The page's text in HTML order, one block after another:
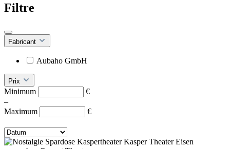
Filtre
Fabricant
Aubaho GmbH
Prix
Minimum
€
–
Maximum
€